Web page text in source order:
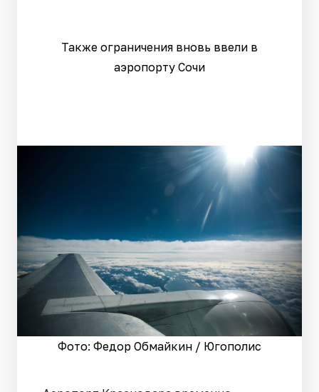
Также ограничения вновь ввели в
аэропорту Сочи
Фото: Федор Обмайкин / Югополис